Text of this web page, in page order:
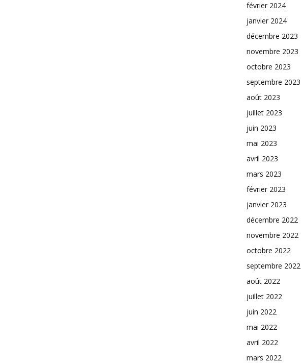
février 2024
janvier 2024
décembre 2023
novembre 2023
octobre 2023
septembre 2023
août 2023
juillet 2023
juin 2023
mai 2023
avril 2023
mars 2023
février 2023
janvier 2023
décembre 2022
novembre 2022
octobre 2022
septembre 2022
août 2022
juillet 2022
juin 2022
mai 2022
avril 2022
mars 2022